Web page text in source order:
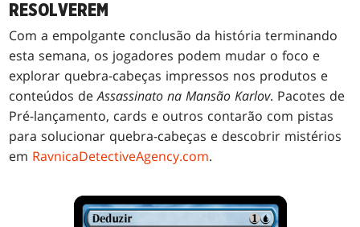
RESOLVEREM
Com a empolgante conclusão da história terminando
esta semana, os jogadores podem mudar o foco e
explorar quebra-cabeças impressos nos produtos e
conteúdos deAssassinato na Mansão Karlov. Pacotes de
Pré-lançamento, cards e outros contarão com pistas
para solucionar quebra-cabeças e descobrir mistérios
em RavnicaDetectiveAgency.com.